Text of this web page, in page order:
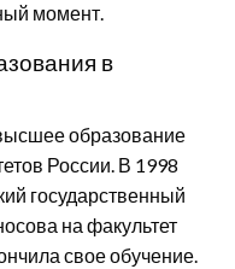
момент.
в
образование
России. В 1998
государственный
на факультет
свое обучение.